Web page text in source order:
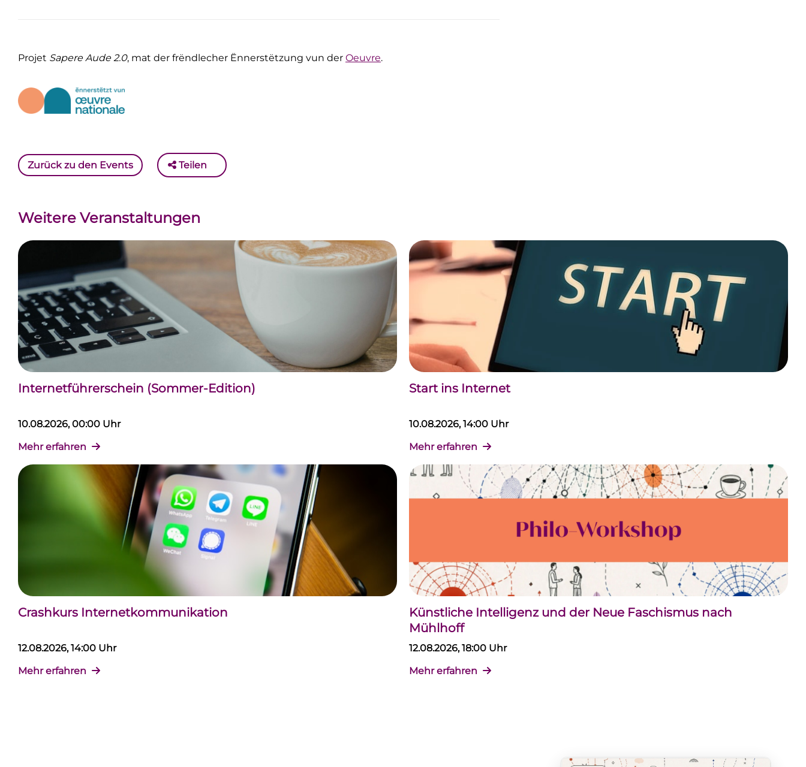
Projet Sapere Aude 2.0, mat der frëndlecher Ënnerstëtzung vun der Oeuvre.
Zurück zu den Events Teilen
Weitere Veranstaltungen
Internetführerschein (Sommer-Edition)
10.08.2026, 00:00 Uhr
Mehr erfahren
Start ins Internet
10.08.2026, 14:00 Uhr
Mehr erfahren
Crashkurs Internetkommunikation
12.08.2026, 14:00 Uhr
Mehr erfahren
Künstliche Intelligenz und der Neue Faschismus nach
Mühlhoff
12.08.2026, 18:00 Uhr
Mehr erfahren